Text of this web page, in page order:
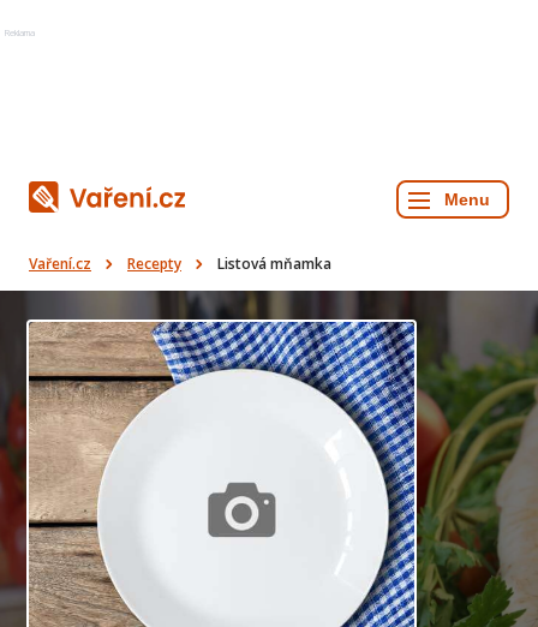
Reklama
Vaření.cz Recepty Listová mňamka